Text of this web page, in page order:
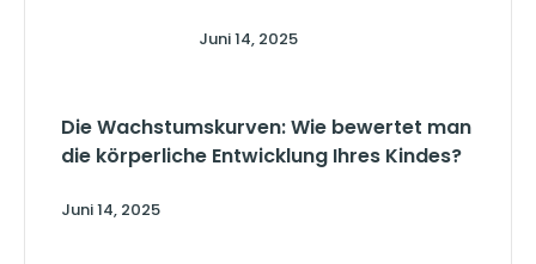
Juni 14, 2025
Die Wachstumskurven: Wie bewertet man
die körperliche Entwicklung Ihres Kindes?
Juni 14, 2025